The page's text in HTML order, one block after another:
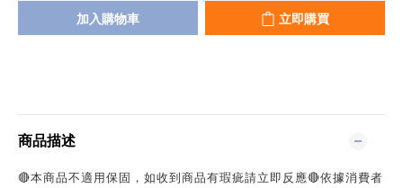
加入購物車 立即購買
商品描述
🔴本商品不適用保固，如收到商品有瑕疵請立即反應🔴依據消費者